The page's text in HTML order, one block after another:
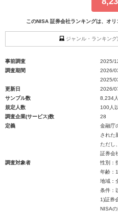
このNISA 証券会社ランキングは、オリ
ジャンル・ランキン
事前調査
2025/
調査期間
2026/
2025/
更新日
2026/
サンプル数
8,234
規定人数
100人
調査企業(サービス)数
28
定義
金融庁
された
ただし
証券会
調査対象者
性別：
年齢：
地域：
条件：
1)証券
NISA